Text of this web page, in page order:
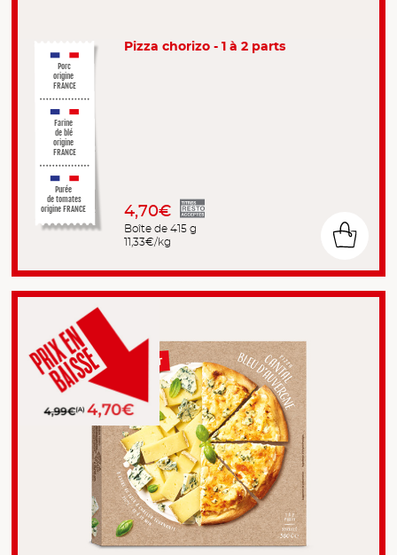
Porc
origine
FRANCE
Farine
de blé
origine
FRANCE
Purée
de tomates
origine FRANCE
Pizza chorizo - 1 à 2 parts
4,70€
Boîte de 415 g
11,33€/kg